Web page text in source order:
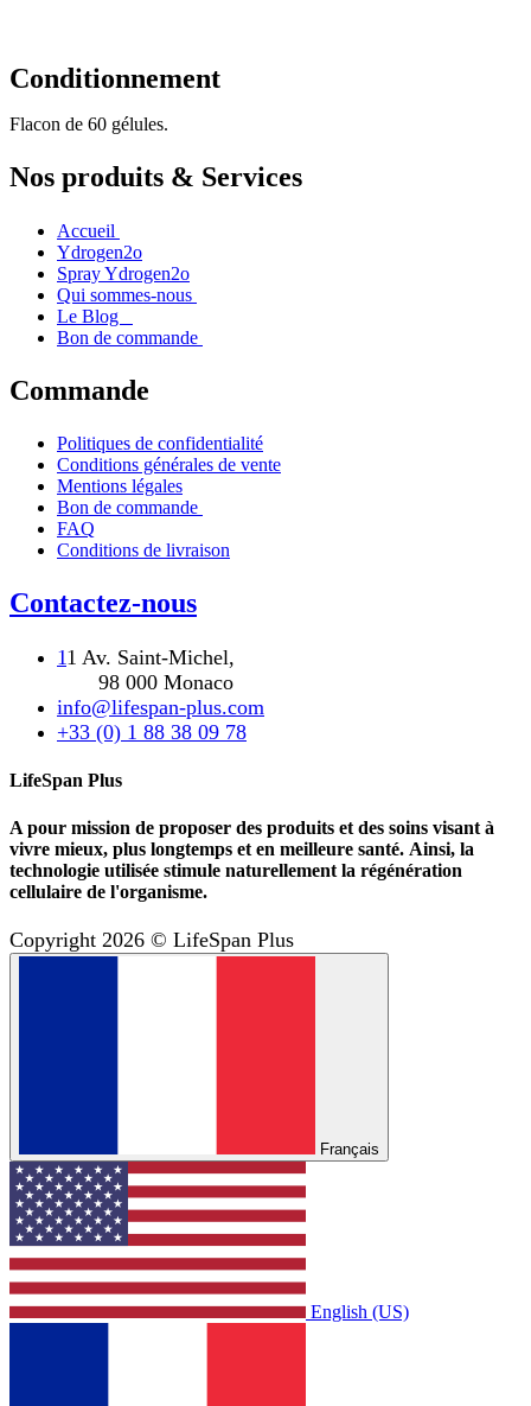
Conditionnement
Flacon de 60 gélules.
Nos produits & Services
Accueil
Ydrogen2o
Spray Ydrogen2o
Qui sommes-nous
Le Blog
Bon de commande
Commande
Politiques de confidentialité
Conditions générales de vente
Mentions légales
Bon de commande
FAQ
Conditions de livraison
Contactez-nous
11 Av. Saint-Michel,
98 000 Monaco
info@lifespan-plus.com
+33 (0) 1 88 38 09 78
LifeSpan Plus
A pour mission de proposer des produits et des soins visant à
vivre mieux, plus longtemps et en meilleure santé. Ainsi, la
technologie utilisée stimule naturellement la régénération
cellulaire de l'organisme.
Copyright 2026 © LifeSpan Plus
Français
English (US)